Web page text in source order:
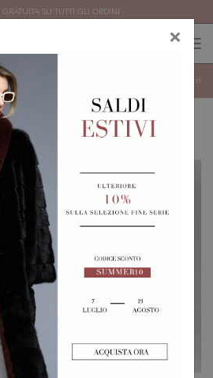
SU TUTTI GLI ORDINI
SERIE Filtri
e colori selezionati. Occasioni speciali con
sconti fino al 50%.
×